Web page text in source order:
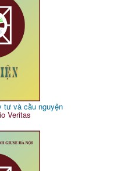
tư và cầu nguyện
Veritas